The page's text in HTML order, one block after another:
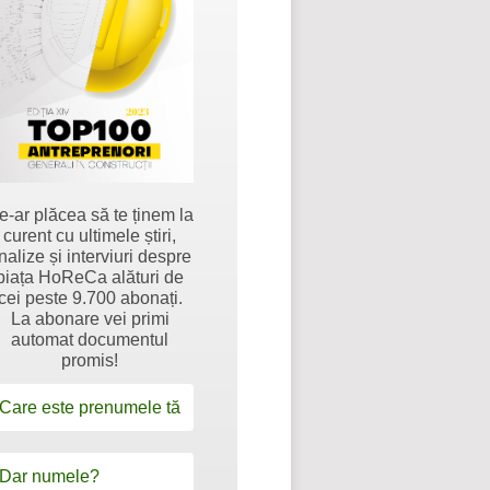
ar plăcea să te ținem la
curent cu ultimele știri,
și interviuri despre
HoReCa alături de
peste 9.700 abonați.
La abonare vei primi
automat documentul
promis!